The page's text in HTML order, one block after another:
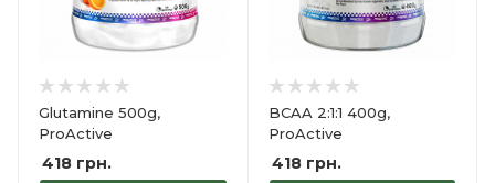
Glutamine 500g,
ProActive
418 грн.
BCAA 2:1:1 400g,
ProActive
418грн.